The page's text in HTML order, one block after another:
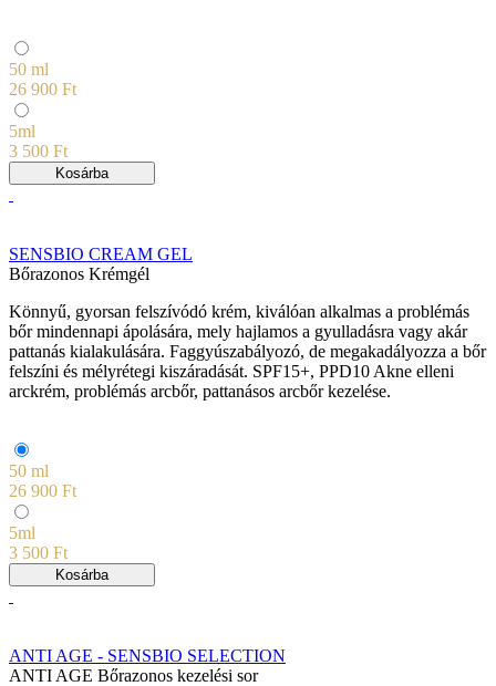
50 ml
26 900 Ft
5ml
3 500 Ft
Kosárba
SENSBIO CREAM GEL
Bőrazonos Krémgél
Könnyű, gyorsan felszívódó krém, kiválóan alkalmas a problémás
bőr mindennapi ápolására, mely hajlamos a gyulladásra vagy akár
pattanás kialakulására. Faggyúszabályozó, de megakadályozza a bőr
felszíni és mélyrétegi kiszáradását. SPF15+, PPD10 Akne elleni
arckrém, problémás arcbőr, pattanásos arcbőr kezelése.
50 ml
26 900 Ft
5ml
3 500 Ft
Kosárba
ANTI AGE - SENSBIO SELECTION
ANTI AGE Bőrazonos kezelési sor